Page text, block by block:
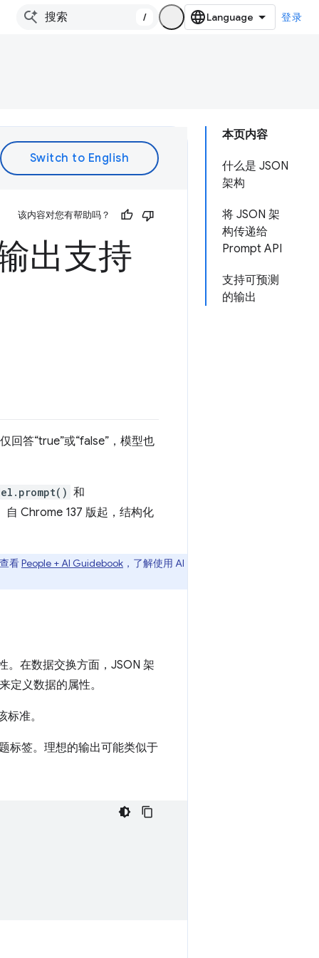
/ 登录
本页内容
什么是 JSON
架构
将 JSON 架
构传递给
Prompt API
支持可预测
的输出
该内容对您有帮助吗？
出支持
回答“true”或“false”，模型也
和
自 Chrome 137 版起，结构化
看People + AI Guidebook ，了解使用 AI
。在数据交换方面，JSON 架
定义数据的属性。
准。
标签。理想的输出可能类似于